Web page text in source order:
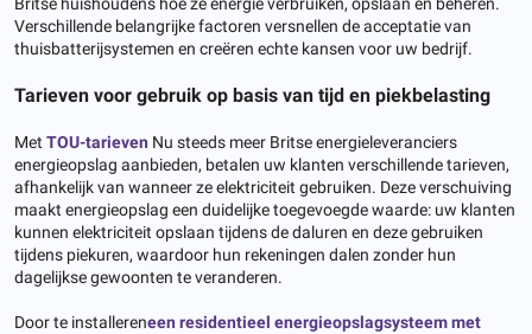
Britse huishoudens hoe ze energie verbruiken, opslaan en beheren.
Verschillende belangrijke factoren versnellen de acceptatie van
thuisbatterijsystemen en creëren echte kansen voor uw bedrijf.
Tarieven voor gebruik op basis van tijd en piekbelasting
Met TOU-tarieven Nu steeds meer Britse energieleveranciers
energieopslag aanbieden, betalen uw klanten verschillende tarieven,
afhankelijk van wanneer ze elektriciteit gebruiken. Deze verschuiving
maakt energieopslag een duidelijke toegevoegde waarde: uw klanten
kunnen elektriciteit opslaan tijdens de daluren en deze gebruiken
tijdens piekuren, waardoor hun rekeningen dalen zonder hun
dagelijkse gewoonten te veranderen.
Door te installereneen residentieel energieopslagsysteem met